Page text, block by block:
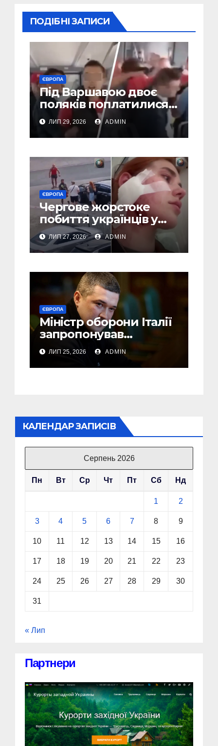
ПОДІБНІ ЗАПИСИ
ЄВРОПА
Під Варшавою двоє
поляків поплатилися
за нападки на
українця – пасажири
викинули їх із поїзда
ЛИП 29, 2026 ADMIN
ЄВРОПА
Чергове жорстоке
побиття українців у
Польші: перші
затримання (Відео,
Фото)
ЛИП 27, 2026 ADMIN
ЄВРОПА
Міністр оборони Італії
запропонував
Федорову стати його
радником
ЛИП 25, 2026 ADMIN
КАЛЕНДАР ЗАПИСІВ
Серпень 2026
Пн Вт Ср Чт Пт Сб Нд
1 2
3 4 5 6 7 8 9
10 11 12 13 14 15 16
17 18 19 20 21 22 23
24 25 26 27 28 29 30
31
« Лип
Партнери